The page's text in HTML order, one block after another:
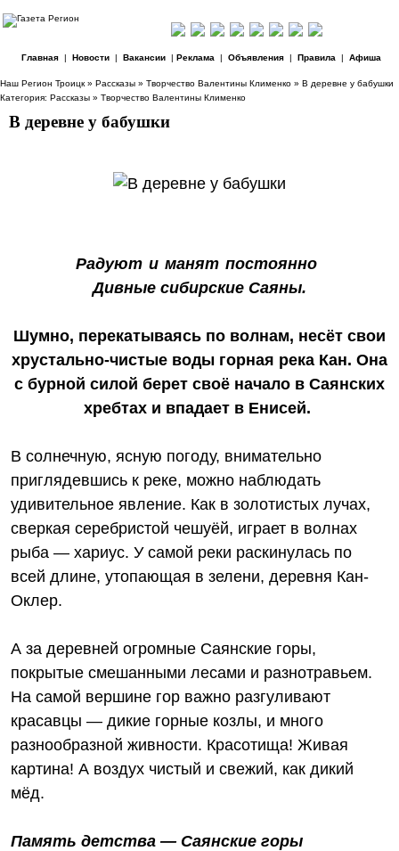
Главная| Новости| Вакансии| Реклама | Объявления| Правила | Афиша
Наш Регион Троицк » Рассказы » Творчество Валентины Клименко » В деревне у бабушки
Категория: Рассказы » Творчество Валентины Клименко
В деревне у бабушки
Радуют и манят постоянно
Дивные сибирские Саяны.
Шумно, перекатываясь по волнам, несёт свои
хрустально-чистые воды горная река Кан. Она
с бурной силой берет своё начало в Саянских
хребтах и впадает в Енисей.
В солнечную, ясную погоду, внимательно
приглядевшись к реке, можно наблюдать
удивительное явление. Как в золотистых лучах,
сверкая серебристой чешуёй, играет в волнах
рыба — хариус. У самой реки раскинулась по
всей длине, утопающая в зелени, деревня Кан-
Оклер.
А за деревней огромные Саянские горы,
покрытые смешанными лесами и разнотравьем.
На самой вершине гор важно разгуливают
красавцы — дикие горные козлы, и много
разнообразной живности. Красотища! Живая
картина! А воздух чистый и свежий, как дикий
мёд.
Память детства — Саянские горы